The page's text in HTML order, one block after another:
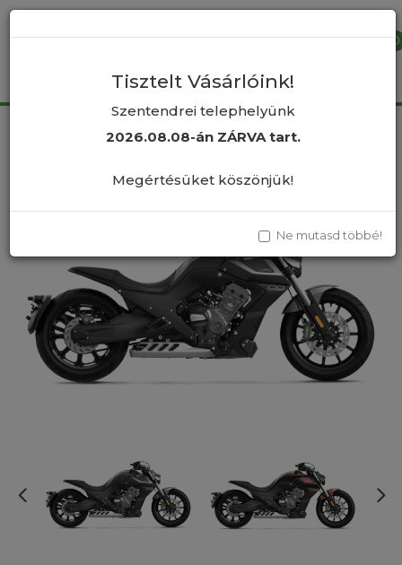
0
Benda LFC700 PRO
Tisztelt Vásárlóink!
Szentendrei telephelyünk
2026.08.08-án ZÁRVA tart.
Megértésüket köszönjük!
Ne mutasd többé!